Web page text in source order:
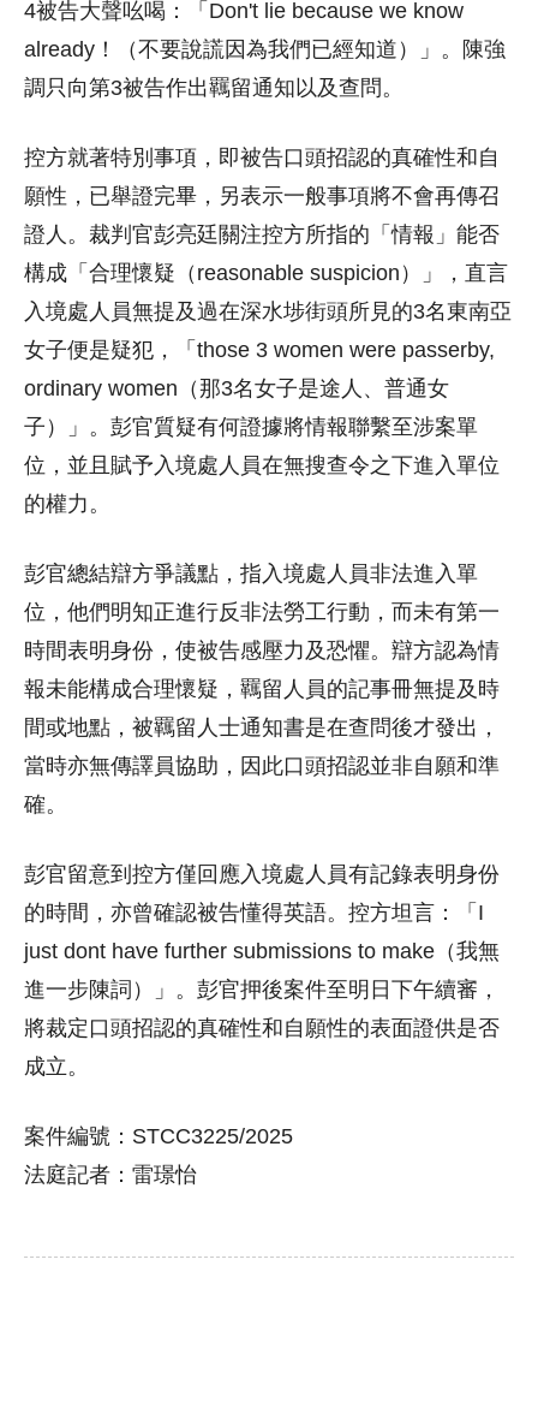
4被告大聲吆喝：「Don't lie because we know
already！（不要說謊因為我們已經知道）」。陳強
調只向第3被告作出羈留通知以及查問。
控方就著特別事項，即被告口頭招認的真確性和自
願性，已舉證完畢，另表示一般事項將不會再傳召
證人。裁判官彭亮廷關注控方所指的「情報」能否
構成「合理懷疑（reasonable suspicion）」，直言
入境處人員無提及過在深水埗街頭所見的3名東南亞
女子便是疑犯，「those 3 women were passerby,
ordinary women（那3名女子是途人、普通女
子）」。彭官質疑有何證據將情報聯繫至涉案單
位，並且賦予入境處人員在無搜查令之下進入單位
的權力。
彭官總結辯方爭議點，指入境處人員非法進入單
位，他們明知正進行反非法勞工行動，而未有第一
時間表明身份，使被告感壓力及恐懼。辯方認為情
報未能構成合理懷疑，羈留人員的記事冊無提及時
間或地點，被羈留人士通知書是在查問後才發出，
當時亦無傳譯員協助，因此口頭招認並非自願和準
確。
彭官留意到控方僅回應入境處人員有記錄表明身份
的時間，亦曾確認被告懂得英語。控方坦言：「I
just dont have further submissions to make（我無
進一步陳詞）」。彭官押後案件至明日下午續審，
將裁定口頭招認的真確性和自願性的表面證供是否
成立。
案件編號：STCC3225/2025
法庭記者：雷璟怡